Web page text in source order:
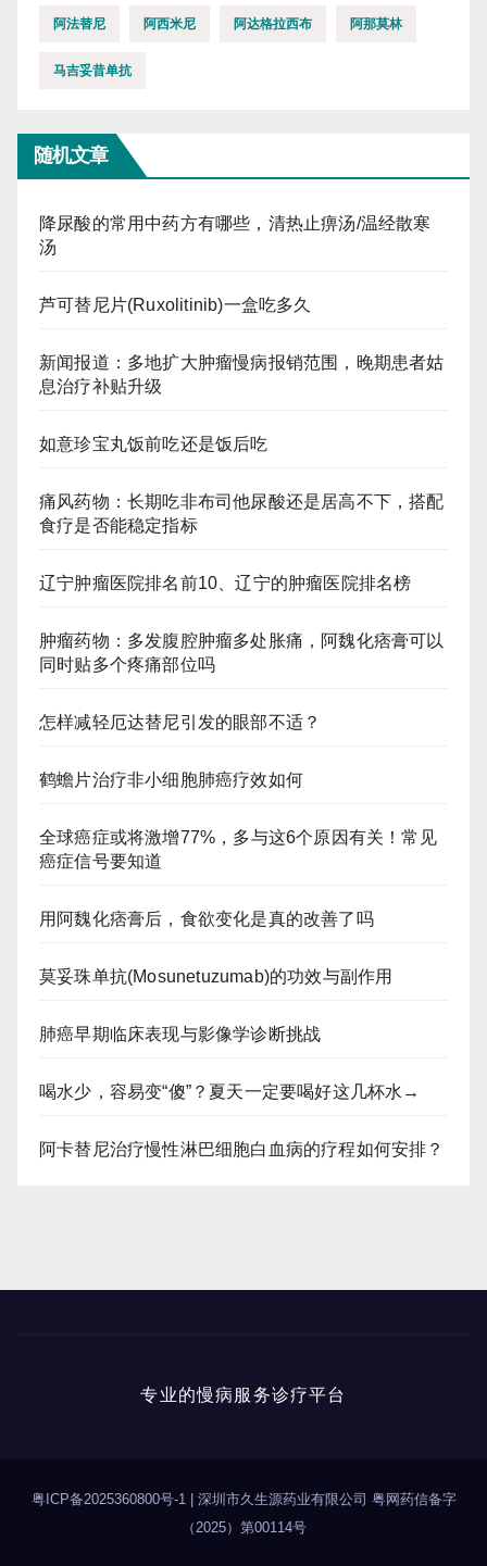
阿法替尼 阿西米尼 阿达格拉西布 阿那莫林
马吉妥昔单抗
随机文章
降尿酸的常用中药方有哪些，清热止痹汤/温经散寒
汤
芦可替尼片(Ruxolitinib)一盒吃多久
新闻报道：多地扩大肿瘤慢病报销范围，晚期患者姑
息治疗补贴升级
如意珍宝丸饭前吃还是饭后吃
痛风药物：长期吃非布司他尿酸还是居高不下，搭配
食疗是否能稳定指标
辽宁肿瘤医院排名前10、辽宁的肿瘤医院排名榜
肿瘤药物：多发腹腔肿瘤多处胀痛，阿魏化痞膏可以
同时贴多个疼痛部位吗
怎样减轻厄达替尼引发的眼部不适？
鹤蟾片治疗非小细胞肺癌疗效如何
全球癌症或将激增77%，多与这6个原因有关！常见
癌症信号要知道
用阿魏化痞膏后，食欲变化是真的改善了吗
莫妥珠单抗(Mosunetuzumab)的功效与副作用
肺癌早期临床表现与影像学诊断挑战
喝水少，容易变“傻”？夏天一定要喝好这几杯水→
阿卡替尼治疗慢性淋巴细胞白血病的疗程如何安排？
专业的慢病服务诊疗平台
粤ICP备2025360800号-1
深圳市久生源药业有限公司 粤网药信备字
（2025）第00114号